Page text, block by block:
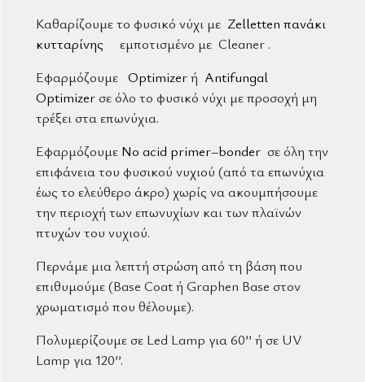
Καθαρίζουμε το φυσικό νύχι με Zelletten πανάκι
κυτταρίνης εμποτισμένο με Cleaner .
Εφαρμόζουμε Optimizerή Antifungal
Optimizerσε όλο το φυσικό νύχι με προσοχή μη
τρέξει στα επωνύχια.
Εφαρμόζουμε No acid primer–bonder σε όλη την
επιφάνεια του φυσικού νυχιού (από τα επωνύχια
έως το ελεύθερο άκρο) χωρίς να ακουμπήσουμε
την περιοχή των επωνυχίων και των πλαϊνών
πτυχών του νυχιού.
Περνάμε μια λεπτή στρώση από τη βάση που
επιθυμούμε (Base Coat ή Graphen Base στον
χρωματισμό που θέλουμε).
Πολυμερίζουμε σε Led Lamp για 60’’ ή σε UV
Lamp για 120’’.